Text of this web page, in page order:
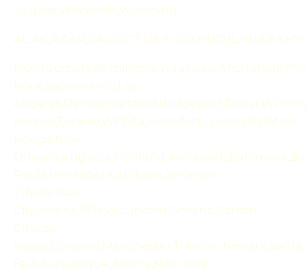
Virginia,Wisconsin,Wyoming
Rock,Sacramento,Los
Moines,Topeka,Wichita,Frankfort,Louisville,Baton
Rouge,New
Paul,Minneapolis,Jackson,Jefferson
City,Kansas
City,Helena,Billings,Lincoln,Omaha,Carson
City,Las
Vegas,Concord,Manchester,Trenton,Newark,Santa
Fe,Albuquerque,Albany,New York